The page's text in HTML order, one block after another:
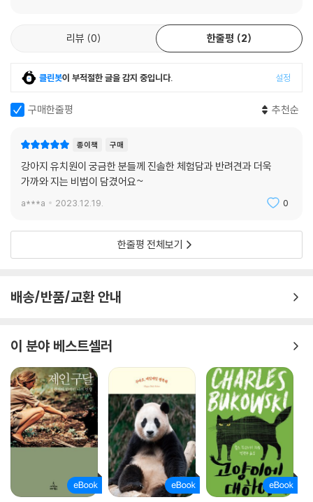
느껴봤기에 반려견 유치원을 알리는 일에 앞장섰다.”
우리나라에서 반려동물을 키우는 인구는 1,500만 명에 달한다. 농림축산
식품부에서 실시한 국민 의식조사(2022년) 결과에서도 반려동물 양육 비
려동물에게 들어가는 양육비용은 월평균 마리당 15.38만 원이고, 월평균
한 액수였다. “가슴으로 낳아 지갑으로 키운다.”라는 말이 괜히 등장하지
대한 시선은 근본적으로 변화하고 있다. 이러한 변화는 “반려동물을 무조
건 최고급으로 키우자는 게 아니다. 가족인 강아지가 먹을 사료니 좋은 재
료로 만들어 건강하게 키우자는 얘기다.”라고 저자는 말한다. 그러므로 고
을 유치원에 보내면서 얻은 이점과 쓸모, 알게 된 사실들을 담백하게 소개
한다.
반려동물을 집에서 키울 때 마주하는 문제적 상황들은 보호자를 난감하고
당황스럽게 만드는 경우가 많다. 혼자 집에 남았을 때 사고를 치거나 분리
짖는 강아지, 전문 지식이 부족해 질병 징후를 늦게 알아챈 경우, 시간이 부
등 나열하자면 끝이 없다. 쉽게 해결되는 경우도 많지만 정도가 심하거나
만성이 되면 끝내는 스트레스와 갈등으로 이어진다. 이러한 문제들에 있어
반려견 유치원은 도움을 제시할 수 있다. 전문성을 갖춘 선생님들이 건강
관리부터 훈련까지 케어하고 강아지 친구들과 어울려 놀며 사회성을 기른
다. 넓은 공간에서 안전하게 뛰어놀며 스트레스를 푸는 것은 물론이고, 미
용사가 있는 곳이라면 익숙한 공간에서 내 반려견의 특성을 잘 아는 선생
님께 미용을 받을 수도 있다.
리뷰 0 한줄평 2
클린봇이 부적절한 글을 감지 중입니다. 설정
구매한줄평 추천순
종이책 구매
강아지 유치원이 궁금한 분들께 진솔한 체험담과 반려견과 더욱
가까와 지는 비법이 담겼어요~
a***a 2023.12.19. 0
한줄평 전체보기
배송/반품/교환 안내
이 분야 베스트셀러